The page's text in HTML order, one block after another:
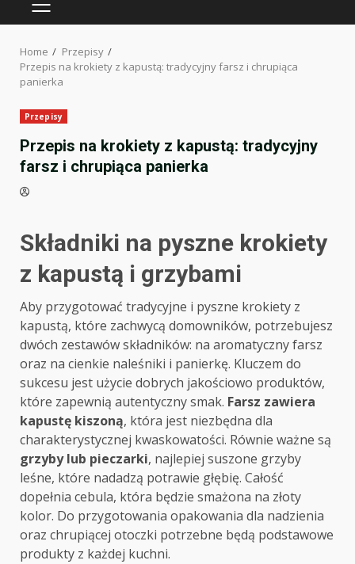
PRIMARY
Home
Przepisy
Przepis na krokiety z kapustą: tradycyjny farsz i chrupiąca
panierka
Przepisy
Przepis na krokiety z kapustą: tradycyjny
farsz i chrupiąca panierka
Składniki na pyszne krokiety
z kapustą i grzybami
Aby przygotować tradycyjne i pyszne krokiety z
kapustą, które zachwycą domowników, potrzebujesz
dwóch zestawów składników: na aromatyczny farsz
oraz na cienkie naleśniki i panierkę. Kluczem do
sukcesu jest użycie dobrych jakościowo produktów,
które zapewnią autentyczny smak. Farsz zawiera
kapustę kiszoną, która jest niezbędna dla
charakterystycznej kwaskowatości. Równie ważne są
grzyby lub pieczarki, najlepiej suszone grzyby
leśne, które nadadzą potrawie głębię. Całość
dopełnia cebula, która będzie smażona na złoty
kolor. Do przygotowania opakowania dla nadzienia
oraz chrupiącej otoczki potrzebne będą podstawowe
produkty z każdej kuchni.